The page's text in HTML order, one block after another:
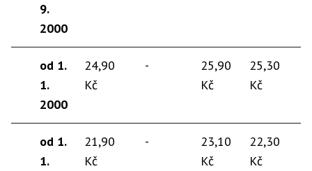
9.
2000
od 1.
1.
2000
24,90
Kč
-
25,90
Kč
25,30
Kč
od 1.
1.
21,90
Kč
-
23,10
Kč
22,30
Kč